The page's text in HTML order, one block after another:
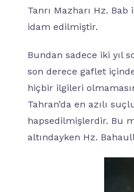
Tanrı Mazharı Hz.
idam edilmiştir.
Bundan sadece iki yıl
son derece gaflet
hiçbir ilgileri
Tahran’da en azılı
hapsedilmişlerdir. Bu
altındayken Hz.